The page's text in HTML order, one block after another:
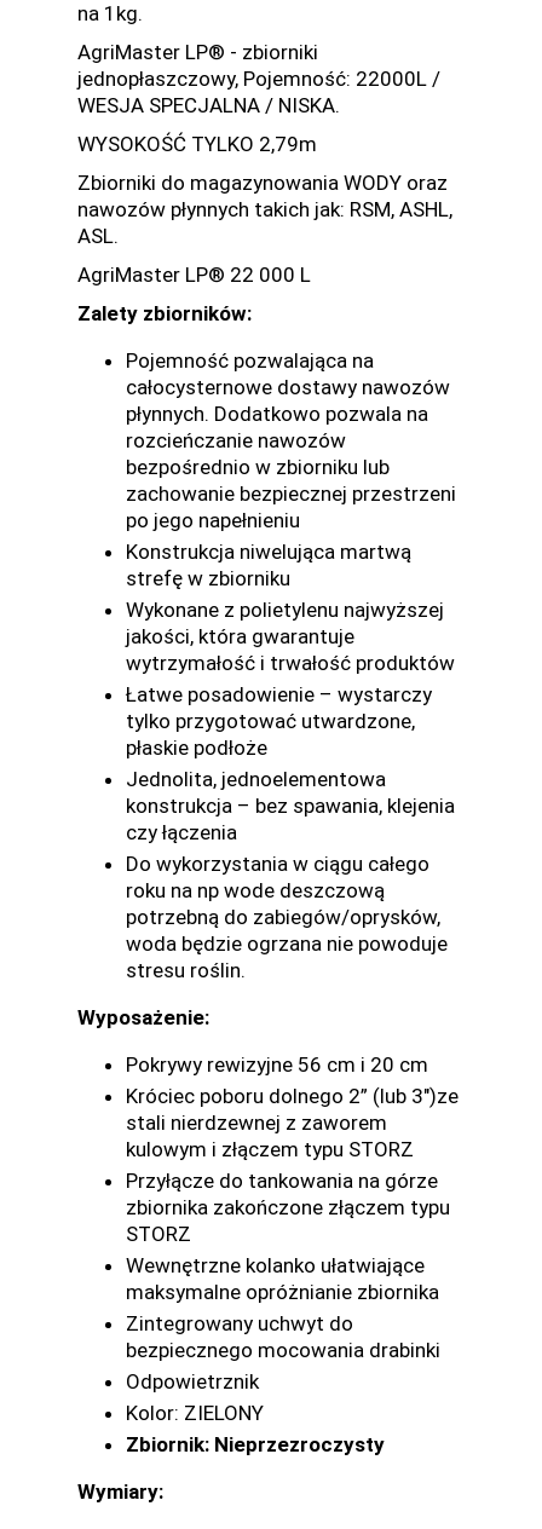
na 1kg.
AgriMaster LP® - zbiorniki
jednopłaszczowy, Pojemność: 22000L /
WESJA SPECJALNA / NISKA.
WYSOKOŚĆ TYLKO 2,79m
Zbiorniki do magazynowania WODY oraz
nawozów płynnych takich jak: RSM, ASHL,
ASL.
AgriMaster LP® 22 000 L
Zalety zbiorników:
Pojemność pozwalająca na
całocysternowe dostawy nawozów
płynnych. Dodatkowo pozwala na
rozcieńczanie nawozów
bezpośrednio w zbiorniku lub
zachowanie bezpiecznej przestrzeni
po jego napełnieniu
Konstrukcja niwelująca martwą
strefę w zbiorniku
Wykonane z polietylenu najwyższej
jakości, która gwarantuje
wytrzymałość i trwałość produktów
Łatwe posadowienie – wystarczy
tylko przygotować utwardzone,
płaskie podłoże
Jednolita, jednoelementowa
konstrukcja – bez spawania, klejenia
czy łączenia
Do wykorzystania w ciągu całego
roku na np wode deszczową
potrzebną do zabiegów/oprysków,
woda będzie ogrzana nie powoduje
stresu roślin.
Wyposażenie:
Pokrywy rewizyjne 56 cm i 20 cm
Króciec poboru dolnego 2” (lub 3")ze
stali nierdzewnej z zaworem
kulowym i złączem typu STORZ
Przyłącze do tankowania na górze
zbiornika zakończone złączem typu
STORZ
Wewnętrzne kolanko ułatwiające
maksymalne opróżnianie zbiornika
Zintegrowany uchwyt do
bezpiecznego mocowania drabinki
Odpowietrznik
Kolor: ZIELONY
Zbiornik: Nieprzezroczysty
Wymiary: